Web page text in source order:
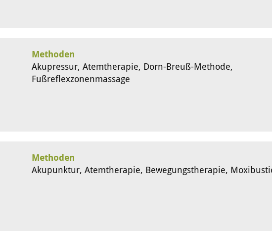
Methoden
Akupressur, Atemtherapie, Dorn-Breuß-Methode,
Fußreflexzonenmassage
Methoden
Akupunktur, Atemtherapie, Bewegungstherapie,